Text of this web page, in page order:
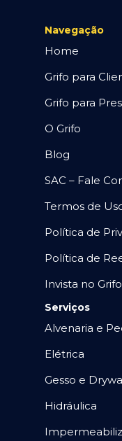
Navegação
Home
Grifo para
Grifo para
O Grifo
Blog
SAC – Fale
Termos de
Política de
Política de
Invista no Grifo
Serviços
Alvenaria e
Elétrica
Gesso e
Hidráulica